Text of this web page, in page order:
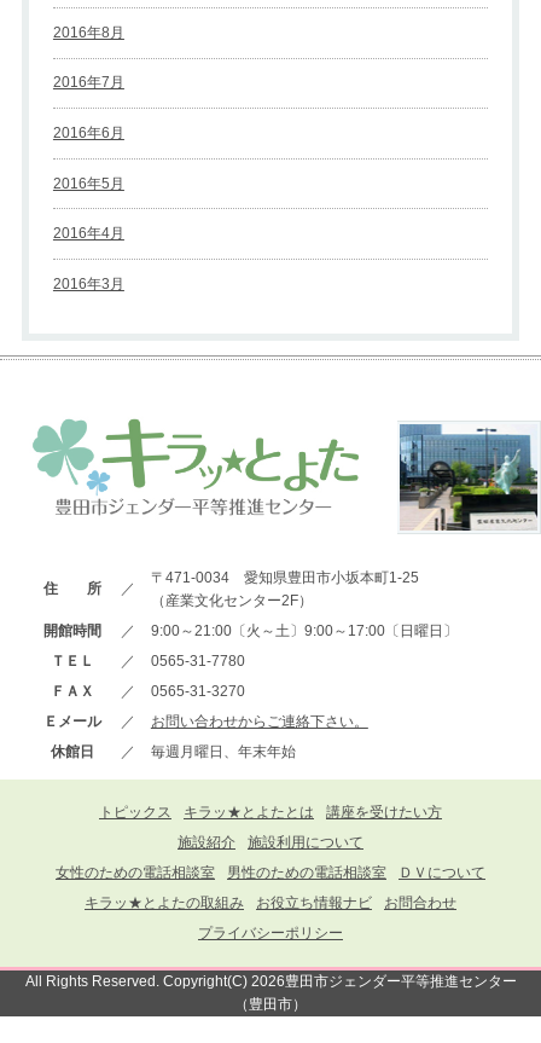
2016年8月
2016年7月
2016年6月
2016年5月
2016年4月
2016年3月
住 所 ／
〒471-0034 愛知県豊田市小坂本町1-25
（産業文化センター2F）
開館時間
／
9:00～21:00〔火～土〕9:00～17:00〔日曜日〕
ＴＥＬ
／
0565-31-7780
ＦＡＸ
／
0565-31-3270
Ｅメール
／
お問い合わせからご連絡下さい。
休館日
／ 毎週月曜日、年末年始
トピックス キラッ★とよたとは
講座を受けたい方
施設紹介
施設利用について
女性のための電話相談室
男性のための電話相談室
ＤＶについて
キラッ★とよたの取組み
お役立ち情報ナビ
お問合わせ
プライバシーポリシー
All Rights Reserved. Copyright(C) 2026豊田市ジェンダー平等推進センター
（豊田市）